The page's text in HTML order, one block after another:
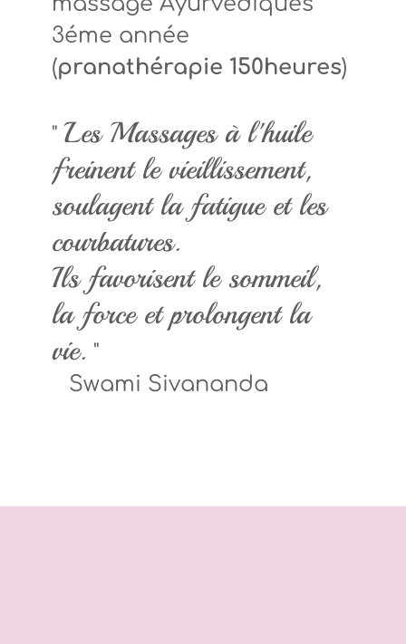
3éme année
(pranathérapie 150heures)
" Les Massages à l'huile
freinent le vieillissement,
soulagent la fatigue et les
courbatures.
Ils favorisent le sommeil,
la force et prolongent la
vie. "
Swami Sivananda